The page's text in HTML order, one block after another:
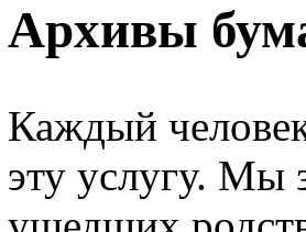
Архивы
Каждый
эту услугу. Мы